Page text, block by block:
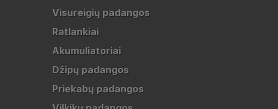
Visureigių padangos
Ratlankiai
Akumuliatoriai
Džipų padangos
Priekabų padangos